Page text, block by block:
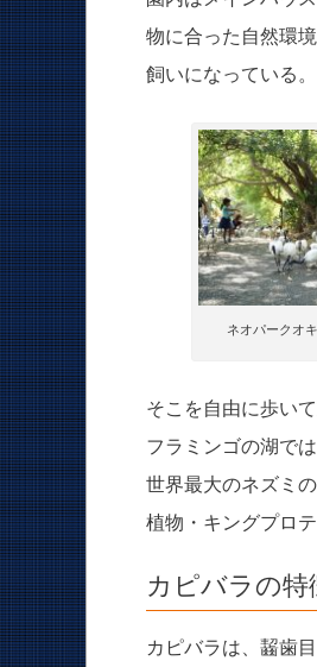
物に合った自然環
飼いになっている。
ネオパークオ
そこを自由に歩い
フラミンゴの湖で
世界最大のネズミ
植物・キングプロ
カピバラの特
カピバラは、齧歯